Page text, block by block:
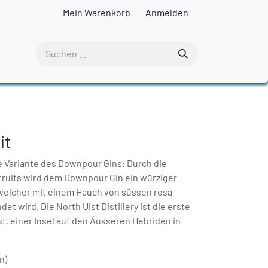
Mein Warenkorb Anmelden
des Downpour Gins: Durch die
wird dem Downpour Gin ein würziger
mit einem Hauch von süssen rosa
wird. Die North Uist Distillery ist die erste
einer Insel auf den Äusseren Hebriden in